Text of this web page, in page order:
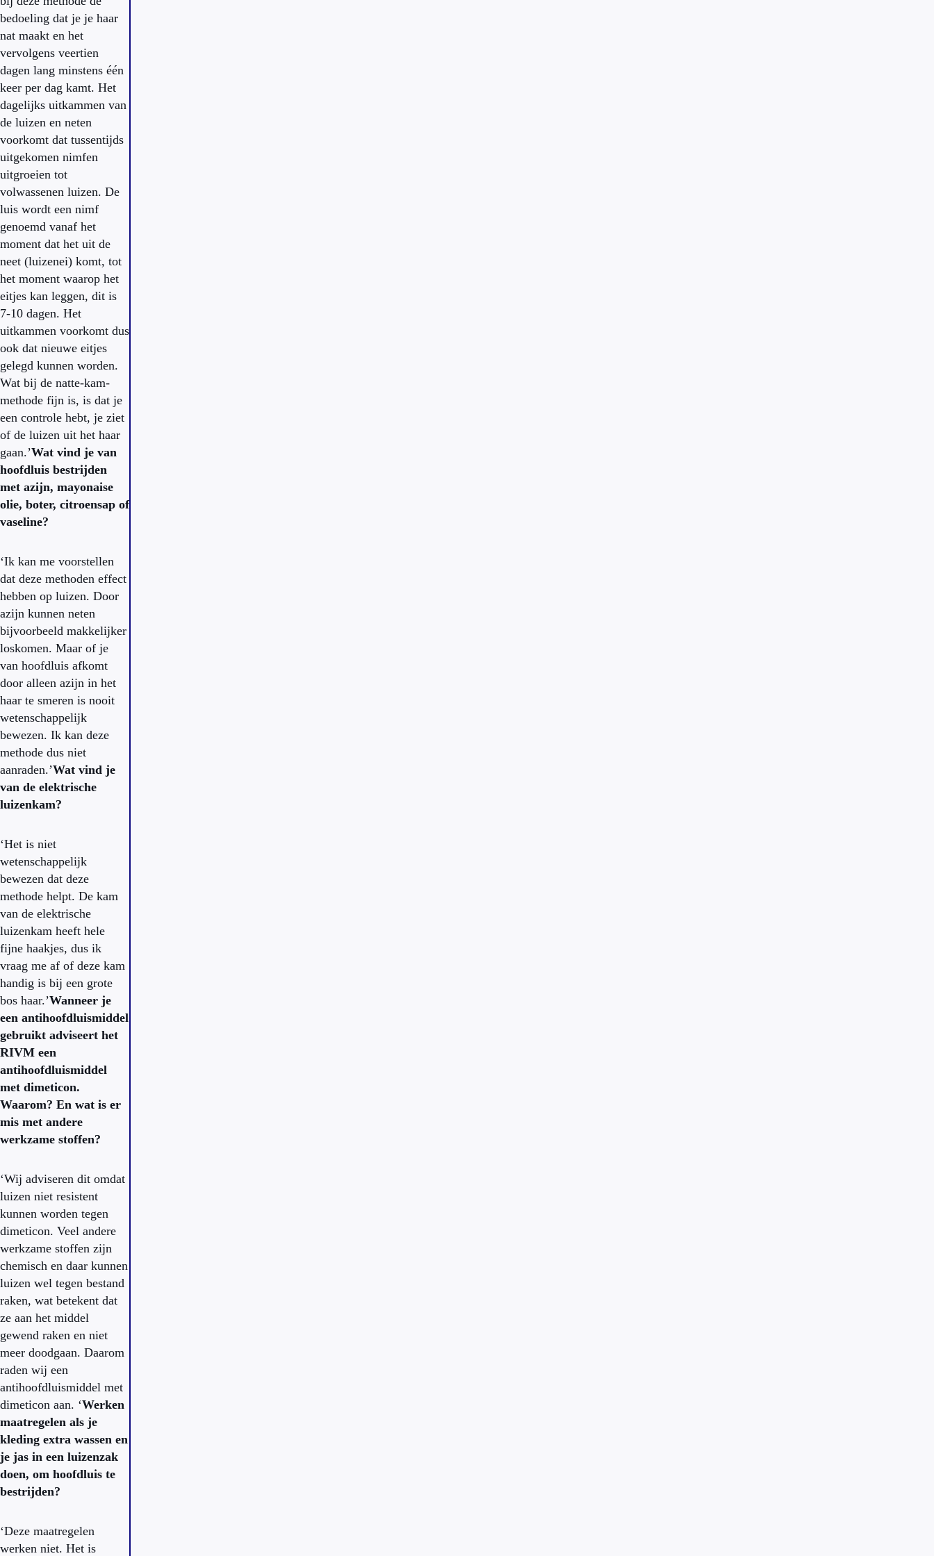
bedoeling dat je je haar
nat maakt en het
vervolgens veertien
dagen lang minstens één
keer per dag kamt. Het
dagelijks uitkammen van
de luizen en neten
voorkomt dat tussentijds
uitgekomen nimfen
uitgroeien tot
volwassenen luizen. De
luis wordt een nimf
genoemd vanaf het
moment dat het uit de
neet (luizenei) komt, tot
het moment waarop het
eitjes kan leggen, dit is
7-10 dagen. Het
uitkammen voorkomt dus
ook dat nieuwe eitjes
gelegd kunnen worden.
Wat bij de natte-kam-
methode fijn is, is dat je
een controle hebt, je ziet
of de luizen uit het haar
gaan.’Wat vind je van
hoofdluis bestrijden
met azijn, mayonaise
olie, boter, citroensap of
vaseline?
‘Ik kan me voorstellen
dat deze methoden effect
hebben op luizen. Door
azijn kunnen neten
bijvoorbeeld makkelijker
loskomen. Maar of je
van hoofdluis afkomt
door alleen azijn in het
haar te smeren is nooit
wetenschappelijk
bewezen. Ik kan deze
methode dus niet
aanraden.’Wat vind je
van de elektrische
luizenkam?
‘Het is niet
wetenschappelijk
bewezen dat deze
methode helpt. De kam
van de elektrische
luizenkam heeft hele
fijne haakjes, dus ik
vraag me af of deze kam
handig is bij een grote
bos haar.’Wanneer je
een antihoofdluismiddel
gebruikt adviseert het
RIVM een
antihoofdluismiddel
met dimeticon.
Waarom? En wat is er
mis met andere
werkzame stoffen?
‘Wij adviseren dit omdat
luizen niet resistent
kunnen worden tegen
dimeticon. Veel andere
werkzame stoffen zijn
chemisch en daar kunnen
luizen wel tegen bestand
raken, wat betekent dat
ze aan het middel
gewend raken en niet
meer doodgaan. Daarom
raden wij een
antihoofdluismiddel met
dimeticon aan. ‘Werken
maatregelen als je
kleding extra wassen en
je jas in een luizenzak
doen, om hoofdluis te
bestrijden?
‘Deze maatregelen
werken niet. Het is